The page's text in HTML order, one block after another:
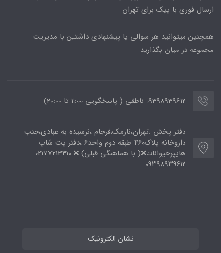
ارسال فوری با پیک برای تهران
همچنین میتوانید هر سوالی یا پیشنهادی داشتین با مدیریت
مجموعه در میان بگذارید
09398939612 ناطقی ( پاسخگویی 11:00 تا ۲۰:00)
دفتر پخش :تهران،نارمک،فرجام ،نرسیده به عبادی،جنب
داروخانه پلاک۴۶۰ طبقه دوم واحد۶ ،دفتر پت شاپ
هایپرحیوانات❌( با هماهنگی قبلی) ❌ 02177213410
۰۹۳۹۸۹۳۹۶۱۲
نشان الکترونیک